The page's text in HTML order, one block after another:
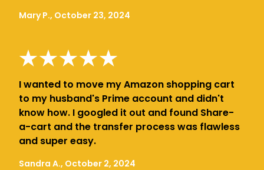
Mary P., October 23, 2024
I wanted to move my Amazon shopping cart
to my husband's Prime account and didn't
know how. I googled it out and found Share-
a-cart and the transfer process was flawless
and super easy.
Sandra A., October 2, 2024